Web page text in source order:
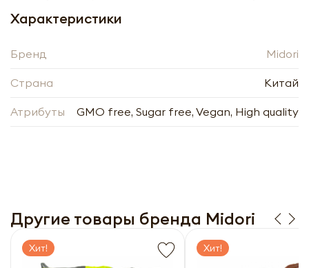
Характеристики
Бренд Midori
Страна Китай
Атрибуты GMO free, Sugar free, Vegan, High quality
Другие товары бренда Midori
Хит! Хит!
- +